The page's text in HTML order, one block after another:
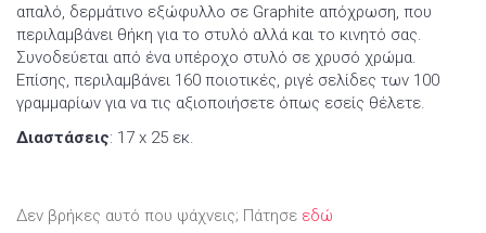
απαλό, δερμάτινο εξώφυλλο σε Graphite απόχρωση, που
περιλαμβάνει θήκη για το στυλό αλλά και το κινητό σας.
Συνοδεύεται από ένα υπέροχο στυλό σε χρυσό χρώμα.
Επίσης, περιλαμβάνει 160 ποιοτικές, ριγέ σελίδες των 100
γραμμαρίων για να τις αξιοποιήσετε όπως εσείς θέλετε.
Διαστάσεις: 17 x 25 εκ.
Δεν βρήκες αυτό που ψάχνεις; Πάτησε εδώ